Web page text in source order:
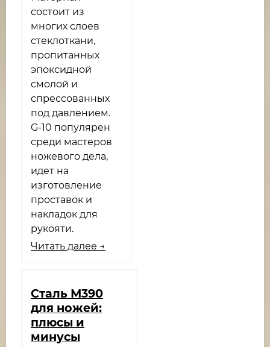
состоит из
многих слоев
стеклоткани,
пропитанных
эпоксидной
смолой и
спрессованных
под давлением.
G-10 популярен
среди мастеров
ножевого дела,
идет на
изготовление
проставок и
накладок для
рукояти.
Читать далее →
Сталь М390
для ножей:
плюсы и
минусы